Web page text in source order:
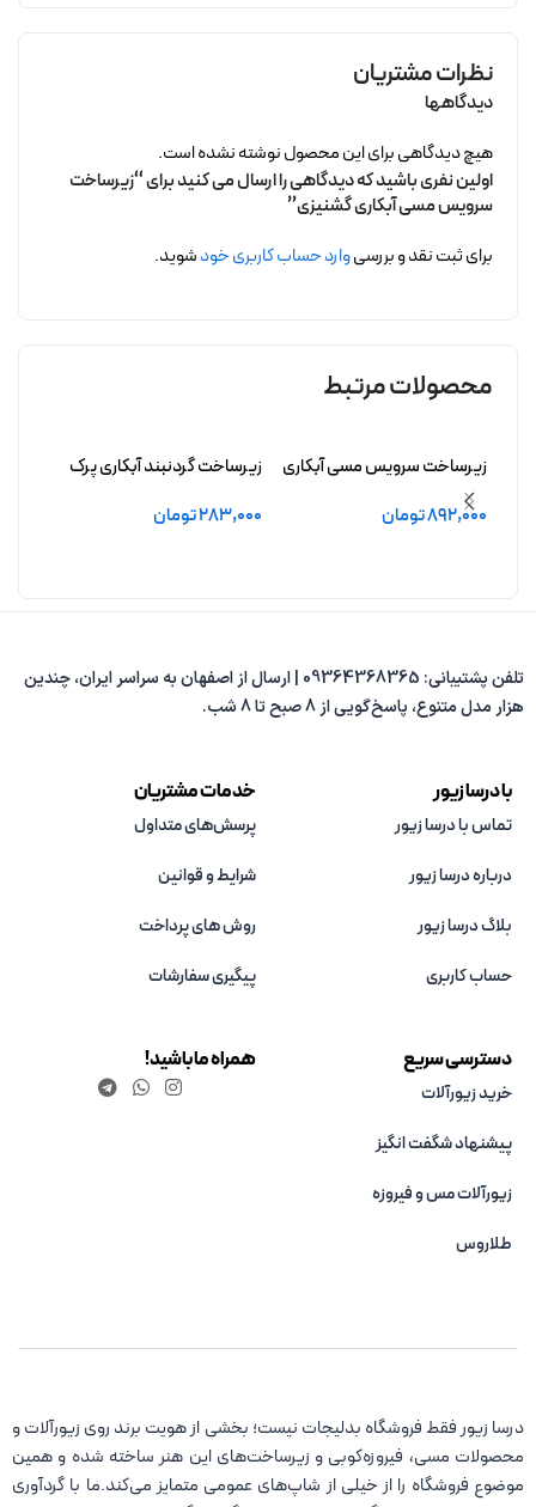
نظرات مشتریان
دیدگاهها
هیچ دیدگاهی برای این محصول نوشته نشده است.
اولین نفری باشید که دیدگاهی را ارسال می کنید برای “زیرساخت
سرویس مسی آبکاری گشنیزی”
برای ثبت نقد و بررسیوارد حساب کاربری خودشوید.
محصولات مرتبط
زیرساخت سرویس مسی آبکاری
شده افشید
892,000تومان
زیرساخت گردنبند آبکاری پرک
283,000تومان
تلفن پشتیبانی: 09364368365 | ارسال از اصفهان به سراسر ایران، چندین
هزار مدل متنوع، پاسخ‌گویی از 8 صبح تا 8 شب.
با درسا زیور
تماس با درسا زیور
درباره درسا زیور
بلاگ درسا زیور
حساب کاربری
خدمات مشتریان
پرسش‌های متداول
شرایط و قوانین
روش های پرداخت
پیگیری سفارشات
دسترسی سریع
خرید زیورآلات
پیشنهاد شگفت انگیز
زیورآلات مس و فیروزه‌
طلاروس
همراه ما باشید!
درسا زیور فقط فروشگاه بدلیجات نیست؛ بخشی از هویت برند روی زیورآلات و
محصولات مسی، فیروزه‌کوبی و زیرساخت‌های این هنر ساخته شده و همین
موضوع فروشگاه را از خیلی از شاپ‌های عمومی متمایز می‌کند.ما با گردآوری